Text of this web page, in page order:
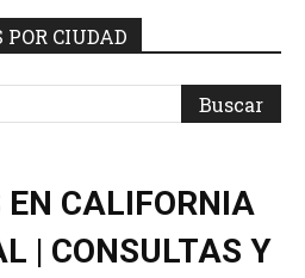
POR CIUDAD
EN CALIFORNIA
| CONSULTAS Y